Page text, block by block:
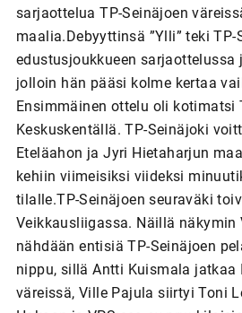
sarjaottelua TP-Seinäjoen
maalia.Debyyttinsä ”Ylli” teki TP-
edustusjoukkueen sarjaottelussa
jolloin hän pääsi kolme kertaa
Ensimmäinen ottelu oli kotimatsi
Keskuskentällä. TP-Seinäjoki
Eteläahon ja Jyri Hietaharjun
kehiin viimeisiksi viideksi
tilalle.TP-Seinäjoen seuraväki
Veikkausliigassa. Näillä näkymin
nähdään entisiä TP-Seinäjoen
nippu, sillä Antti Kuismala jatkaa
väreissä, Ville Pajula siirtyi Toni